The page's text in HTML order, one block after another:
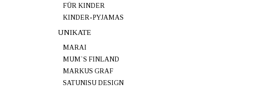
FÜR KINDER
KINDER-PYJAMAS
UNIKATE
MARAI
MUM`S FINLAND
MARKUS GRAF
SATUNISU DESIGN